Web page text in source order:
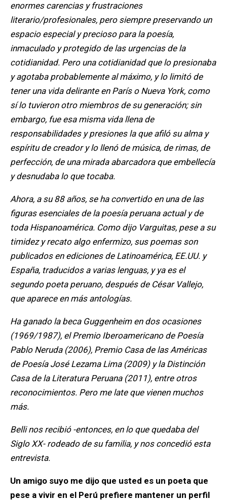
enormes carencias y frustraciones
literario/profesionales, pero siempre preservando un
espacio especial y precioso para la poesía,
inmaculado y protegido de las urgencias de la
cotidianidad. Pero una cotidianidad que lo presionaba
y agotaba probablemente al máximo, y lo limitó de
tener una vida delirante en París o Nueva York, como
sí lo tuvieron otro miembros de su generación; sin
embargo, fue esa misma vida llena de
responsabilidades y presiones la que afiló su alma y
espíritu de creador y lo llenó de música, de rimas, de
perfección, de una mirada abarcadora que embellecía
y desnudaba lo que tocaba.
Ahora, a su 88 años, se ha convertido en una de las
figuras esenciales de la poesía peruana actual y de
toda Hispanoamérica. Como dijo Varguitas, pese a su
timidez y recato algo enfermizo, sus poemas son
publicados en ediciones de Latinoamérica, EE.UU. y
España, traducidos a varias lenguas, y ya es el
segundo poeta peruano, después de César Vallejo,
que aparece en más antologías.
Ha ganado la beca Guggenheim en dos ocasiones
(1969/1987), el Premio Iberoamericano de Poesía
Pablo Neruda (2006), Premio Casa de las Américas
de Poesía José Lezama Lima (2009) y la Distinción
Casa de la Literatura Peruana (2011), entre otros
reconocimientos. Pero me late que vienen muchos
más.
Belli nos recibió -entonces, en lo que quedaba del
Siglo XX- rodeado de su familia, y nos concedió esta
entrevista.
Un amigo suyo me dijo que usted es un poeta que
pese a vivir en el Perú prefiere mantener un perfil